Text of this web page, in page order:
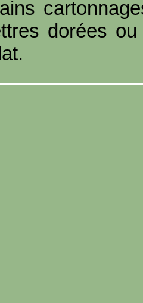
dorées